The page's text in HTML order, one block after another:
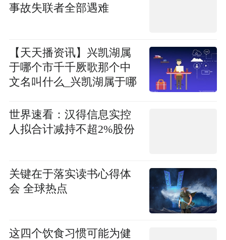
事故失联者全部遇难
【天天播资讯】兴凯湖属
于哪个市千千厥歌那个中
文名叫什么_兴凯湖属于哪
世界速看：汉得信息实控
人拟合计减持不超2%股份
关键在于落实读书心得体
会 全球热点
这四个饮食习惯可能为健